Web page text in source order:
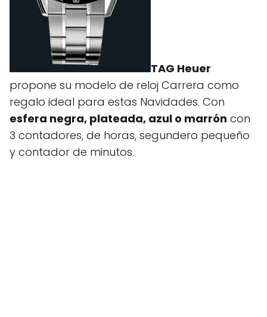
TAG Heuer
propone su modelo de reloj Carrera como
regalo ideal para estas Navidades. Con
esfera negra, plateada, azul o marrón con
3 contadores, de horas, segundero pequeño
y contador de minutos.